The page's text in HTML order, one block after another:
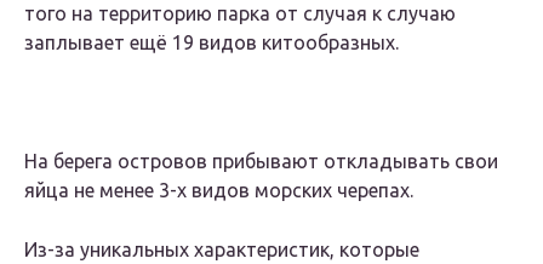
того на территорию парка от случая к случаю
заплывает ещё 19 видов китообразных.
На берега островов прибывают откладывать свои
яйца не менее 3-х видов морских черепах.
Из-за уникальных характеристик, которые